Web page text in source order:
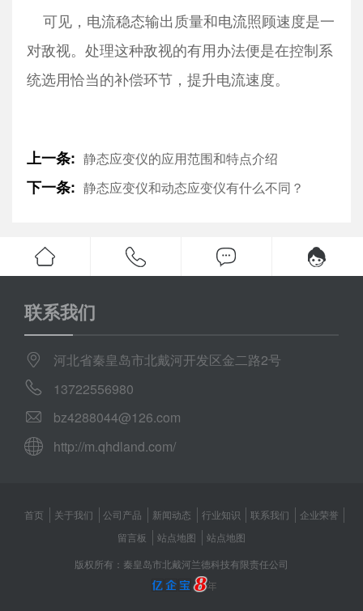
可见，电流稳态输出质量和电流照顾速度是一
对敌视。处理这种敌视的有用办法便是在控制系
统选用恰当的补偿环节，提升电流速度。
上一条: 静态应变仪的应用范围和特点介绍
下一条: 静态应变仪和动态应变仪有什么不同？
联系我们
河北省秦皇岛市北戴河开发区金二路2号
13722556980
bz4288044@126.com
http://m.qhdland.com/
首页 关于我们 公司产品 新闻动态 行业知识 联系我们
企业荣誉
留言板
站点地图
站点地图
版权所有：秦皇岛市北戴河兰德科技有限责任公司